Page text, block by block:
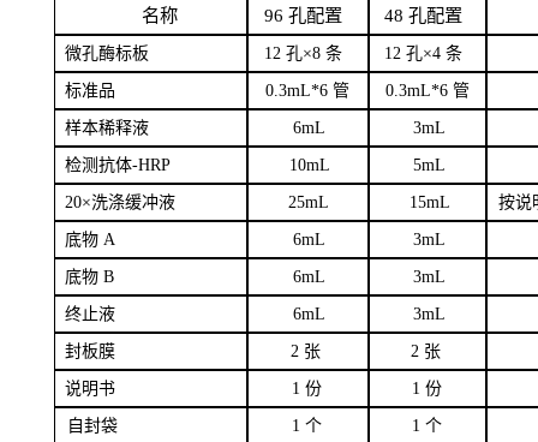
名称 96 孔配置 48 孔配置
微孔酶标板 12 孔×8 条 12 孔×4 条
标准品 0.3mL*6 管 0.3mL*6 管
样本稀释液 6mL 3mL
检测抗体-HRP 10mL 5mL
20×洗涤缓冲液 25mL 15mL 按说
底物A 6mL 3mL
底物B 6mL 3mL
终止液 6mL 3mL
封板膜 2 张 2 张
说明书 1 份 1 份
自封袋 1 个 1 个